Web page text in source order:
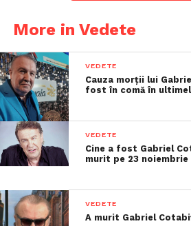
More in Vedete
VEDETE
Cauza morții lui
fost în comă în
VEDETE
Cine a fost Gabriel
murit pe 23 noiembrie
VEDETE
A murit Gabriel